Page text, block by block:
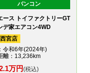
バンコン
ース トイファクトリーGT
デ家エアコン4WD
宮店
令和6年(2024年)
離：13,236km
万円(税込)